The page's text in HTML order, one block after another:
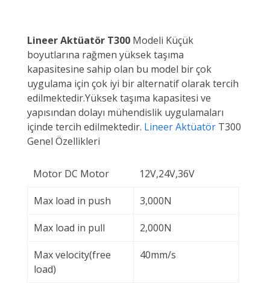
Lineer Aktüatör T300Modeli Küçük
boyutlarına rağmen yüksek taşıma
kapasitesine sahip olan bu model bir çok
uygulama için çok iyi bir alternatif olarak tercih
edilmektedir.Yüksek taşıma kapasitesi ve
yapısından dolayı mühendislik uygulamaları
içinde tercih edilmektedir. Lineer AktüatörT300
Genel Özellikleri
Motor DC Motor 12V,24V,36V
Max load in push 3,000N
Max load in pull 2,000N
Max velocity(free
load)
40mm/s